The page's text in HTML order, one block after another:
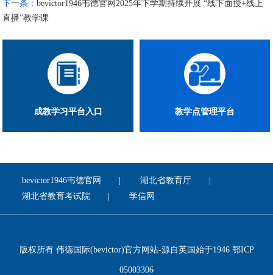
下一条：bevictor1946韦德官网2025年下学期持续开展 “线下面授+线上
直播”教学课
成教学习平台入口 教学点管理平台
bevictor1946韦德官网
湖北省教育厅
湖北省教育考试院
学信网
版权所有 伟德国际(bevictor)官方网站-源自英国始于1946 鄂ICP
05003306